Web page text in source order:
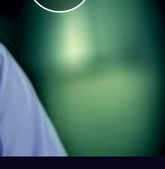
Videoyu
Oynat